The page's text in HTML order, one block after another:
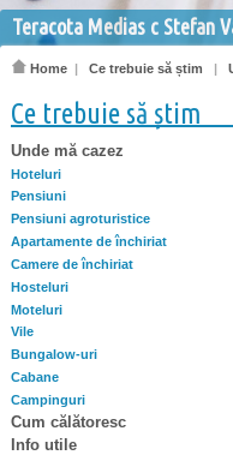
Teracota Medias c Stefan
Home | Ce trebuie să știm |
Ce trebuie să știm
Unde mă cazez
Hoteluri
Pensiuni
Pensiuni agroturistice
Apartamente de închiriat
Camere de închiriat
Hosteluri
Moteluri
Vile
Bungalow-uri
Cabane
Campinguri
Cum călătoresc
Info utile